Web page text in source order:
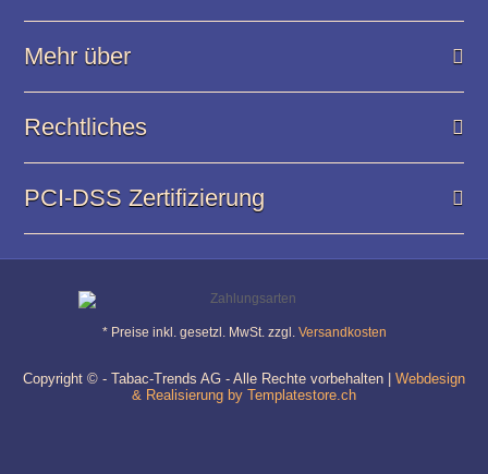
Mehr über
Rechtliches
PCI-DSS Zertifizierung
* Preise inkl. gesetzl. MwSt. zzgl. Versandkosten
Copyright © - Tabac-Trends AG - Alle Rechte vorbehalten | Webdesign
& Realisierung by Templatestore.ch